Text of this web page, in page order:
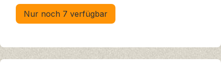
Nur noch 7 verfügbar